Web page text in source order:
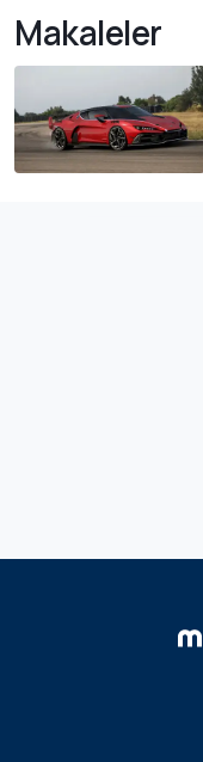
Makaleler